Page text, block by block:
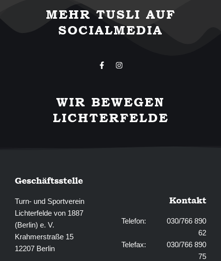
MEHR TUSLI AUF
SOCIALMEDIA
F
a
o
o
k
-
I
n
g
r
a
m
WIR BEWEGEN
LICHTERFELDE
Geschäftsstelle
Turn- und Sportverein
Lichterfelde von 1887
(Berlin) e. V.
Krahmerstraße 15
12207 Berlin
Kontakt
Telefon: 030/766 890
62
Telefax: 030/766 890
75